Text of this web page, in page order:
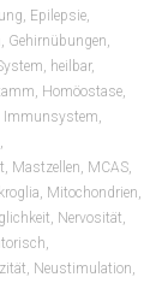
, Epilepsie,
, Gehirnübungen,
, heilbar,
, Homöostase,
Immunsystem,
,
, Mastzellen, MCAS,
, Mitochondrien,
, Nervosität,
,
, Neustimulation,